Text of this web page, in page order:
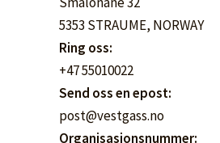
5353 STRAUME, NORWAY
Ring oss:
+47 55010022
Send oss en epost:
post@vestgass.no
Organisasjonsnummer: